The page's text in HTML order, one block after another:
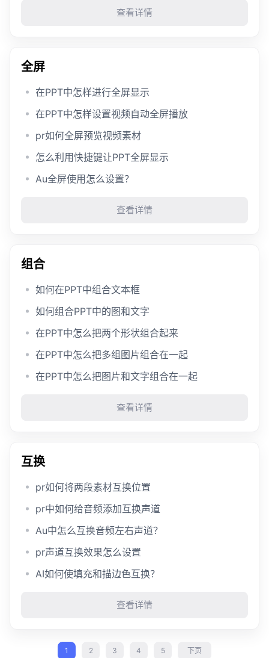
查看详情
全屏
在PPT中怎样进行全屏显示
在PPT中怎样设置视频自动全屏播放
pr如何全屏预览视频素材
怎么利用快捷键让PPT全屏显示
Au全屏使用怎么设置？
查看详情
组合
如何在PPT中组合文本框
如何组合PPT中的图和文字
在PPT中怎么把两个形状组合起来
在PPT中怎么把多组图片组合在一起
在PPT中怎么把图片和文字组合在一起
查看详情
互换
pr如何将两段素材互换位置
pr中如何给音频添加互换声道
Au中怎么互换音频左右声道？
pr声道互换效果怎么设置
AI如何使填充和描边色互换？
查看详情
1 2 3 4 5 下页